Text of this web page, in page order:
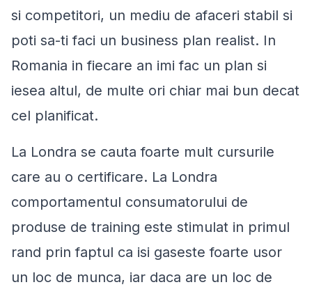
si competitori, un mediu de afaceri stabil si
poti sa-ti faci un business plan realist. In
Romania in fiecare an imi fac un plan si
iesea altul, de multe ori chiar mai bun decat
cel planificat.
La Londra se cauta foarte mult cursurile
care au o certificare. La Londra
comportamentul consumatorului de
produse de training este stimulat in primul
rand prin faptul ca isi gaseste foarte usor
un loc de munca, iar daca are un loc de